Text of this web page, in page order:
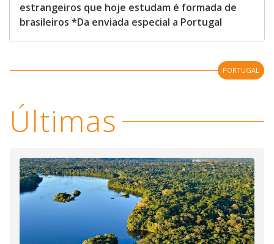
estrangeiros que hoje estudam é formada de
brasileiros *Da enviada especial a Portugal
PORTUGAL
Últimas